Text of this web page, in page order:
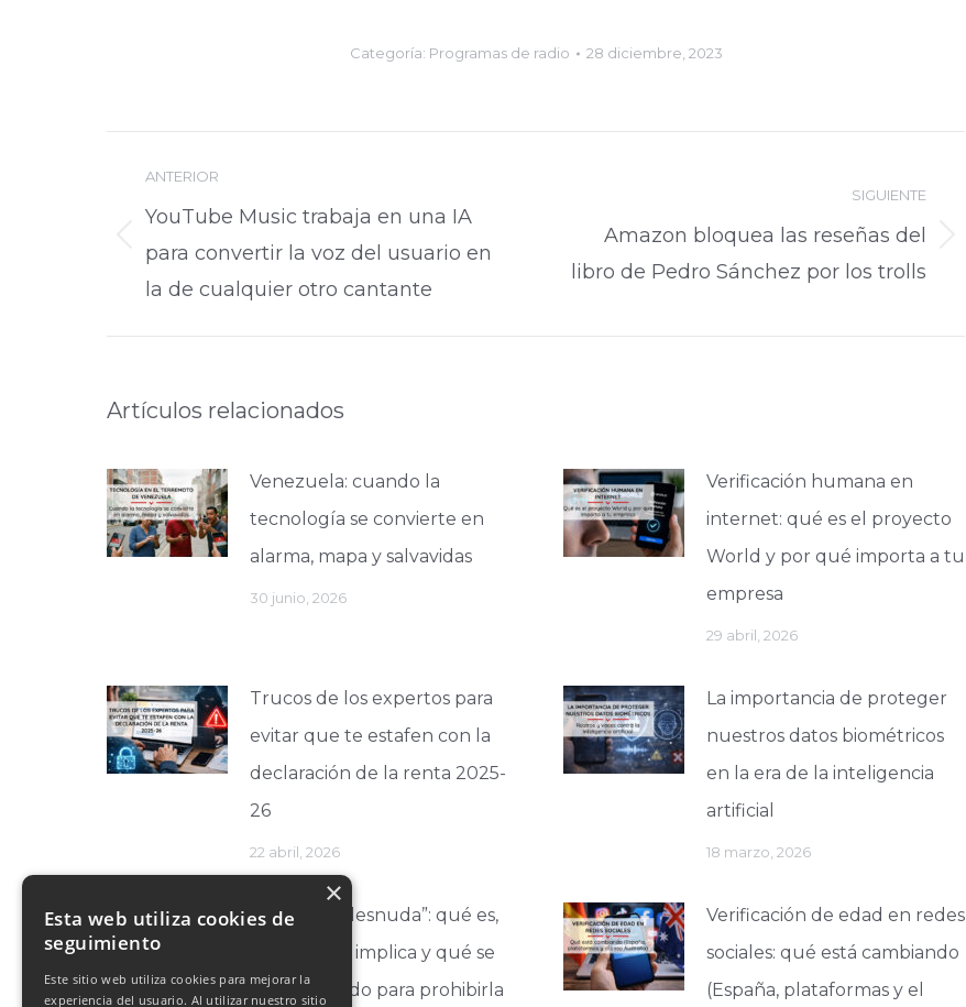
o
disminuir
el
Categoría: Programas de radio 28 diciembre, 2023
publicaciones
ANTERIOR
Publicación
anterior:
YouTube Music trabaja en una IA
para convertir la voz del usuario en
la de cualquier otro cantante
SIGUIENTE
Amazon bloquea las reseñas del
libro de Pedro Sánchez por los trolls
Artículos relacionados
Venezuela: cuando la
tecnología se convierte en
alarma, mapa y salvavidas
30 junio, 2026
Verificación humana en
internet: qué es el proyecto
World y por qué importa a tu
empresa
29 abril, 2026
Trucos de los expertos para
evitar que te estafen con la
declaración de la renta 2025-
26
22 abril, 2026
La importancia de proteger
nuestros datos biométricos
en la era de la inteligencia
artificial
18 marzo, 2026
La “IA que desnuda”: qué es,
qué riesgos implica y qué se
está haciendo para prohibirla
Verificación de edad en redes
sociales: qué está cambiando
(España, plataformas y el
Esta web utiliza cookies de
seguimiento
Este sitio web utiliza cookies para mejorar la
experiencia del usuario. Al utilizar nuestro sitio
×